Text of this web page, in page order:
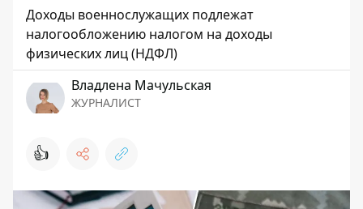
Доходы военнослужащих подлежат
налогообложению налогом на доходы
физических лиц (НДФЛ)
Владлена Мачульская
ЖУРНАЛИСТ
👍